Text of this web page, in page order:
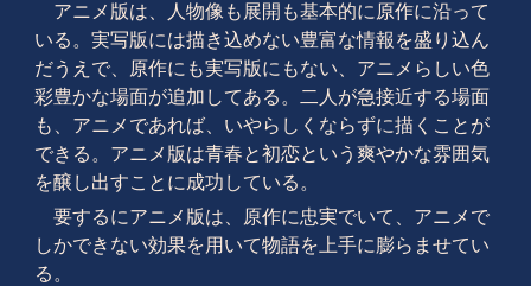
アニメ版は、人物像も展開も基本的に原作に沿って
いる。実写版には描き込めない豊富な情報を盛り込ん
だうえで、原作にも実写版にもない、アニメらしい色
彩豊かな場面が追加してある。二人が急接近する場面
も、アニメであれば、いやらしくならずに描くことが
できる。アニメ版は青春と初恋という爽やかな雰囲気
を醸し出すことに成功している。
要するにアニメ版は、原作に忠実でいて、アニメで
しかできない効果を用いて物語を上手に膨らませてい
る。